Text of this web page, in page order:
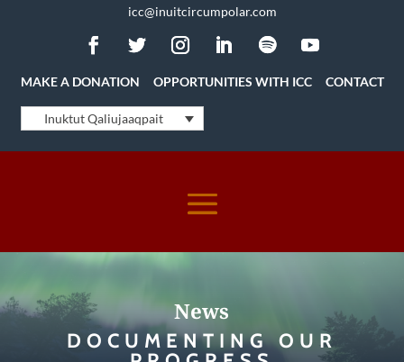
icc@inuitcircumpolar.com
MAKE A DONATION OPPORTUNITIES WITH ICC CONTACT
Inuktut Qaliujaaqpait
News
DOCUMENTING OUR